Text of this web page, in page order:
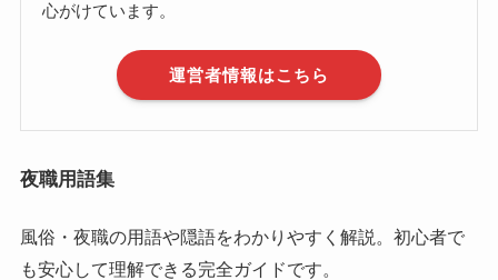
心がけています。
運営者情報はこちら
夜職用語集
風俗・夜職の用語や隠語をわかりやすく解説。初心者で
も安心して理解できる完全ガイドです。